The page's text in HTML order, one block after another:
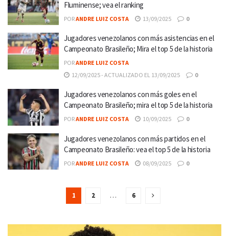
Fluminense; vea el ranking
PORANDRE LUIZ COSTA 13/09/2025 0
Jugadores venezolanos con más asistencias en el
Campeonato Brasileño; Mira el top 5 de la historia
PORANDRE LUIZ COSTA
12/09/2025 - ACTUALIZADO EL 13/09/2025
0
Jugadores venezolanos con más goles en el
Campeonato Brasileño; mira el top 5 de la historia
PORANDRE LUIZ COSTA 10/09/2025 0
Jugadores venezolanos con más partidos en el
Campeonato Brasileño: vea el top 5 de la historia
PORANDRE LUIZ COSTA 08/09/2025 0
1 2 … 6